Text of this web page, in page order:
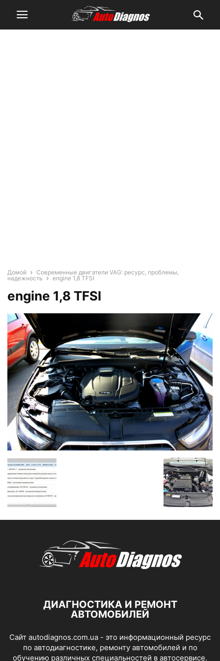
Домой
Современные двигатели VAG: ресурс, проблемы,
надежность
engine 1,8 TFSI
engine 1,8 TFSI
ДИАГНОСТИКА И РЕМОНТ
АВТОМОБИЛЕЙ
Сайт autodiagnos.com.ua - это информационный ресурс
по автодиагностике, ремонту автомобилей и по
обучению различных специальностей в автосервисе.